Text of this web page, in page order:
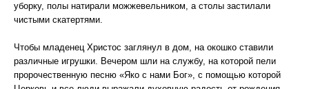
уборку, полы натирали можжевельником, а столы застилали
чистыми скатертями.
Чтобы младенец Христос заглянул в дом, на окошко ставили
различные игрушки. Вечером шли на службу, на которой пели
пророчественную песню «Яко с нами Бог», с помощью которой